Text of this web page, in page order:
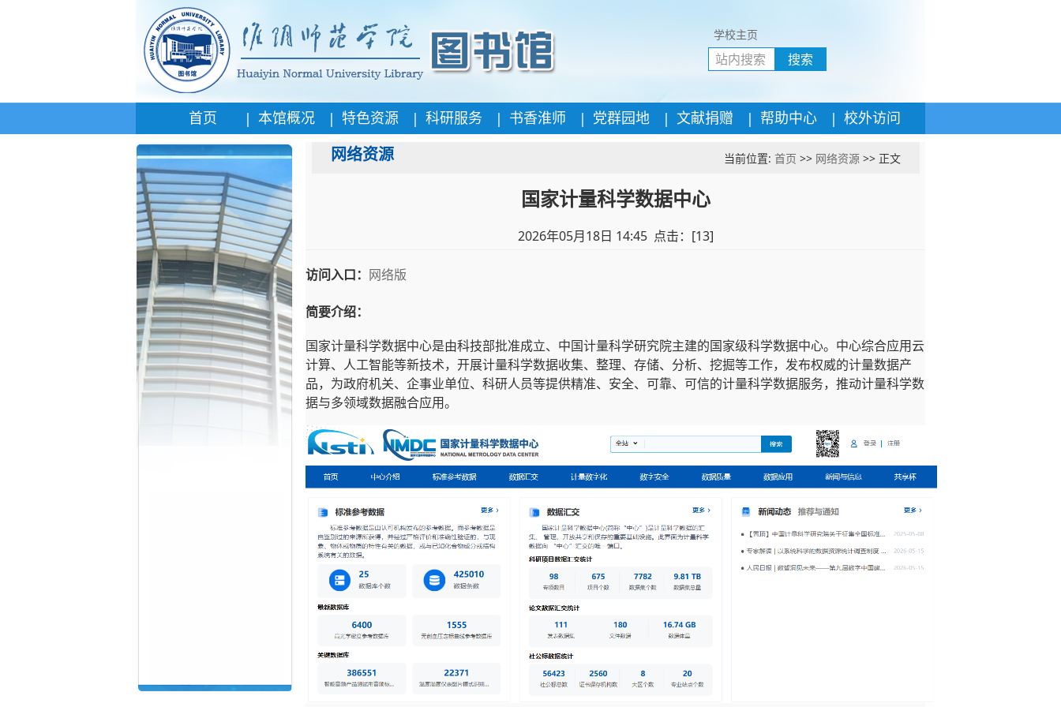
学校主页
搜索
首页 | 本馆概况 | 特色资源 | 科研服务 | 书香淮师 | 党群园地 | 文献捐赠 | 帮助中心 | 校外访问
网络资源 当前位置: 首页 >> 网络资源>> 正文
国家计量科学数据中心
2026年05月18日 14:45 点击：[13]
访问入口： 网络版
简要介绍：
国家计量科学数据中心是由科技部批准成立、中国计量科学研究院主建的国家级科学数据中心。中心综合应用云
计算、人工智能等新技术，开展计量科学数据收集、整理、存储、分析、挖掘等工作，发布权威的计量数据产
品，为政府机关、企事业单位、科研人员等提供精准、安全、可靠、可信的计量科学数据服务，推动计量科学数
据与多领域数据融合应用。